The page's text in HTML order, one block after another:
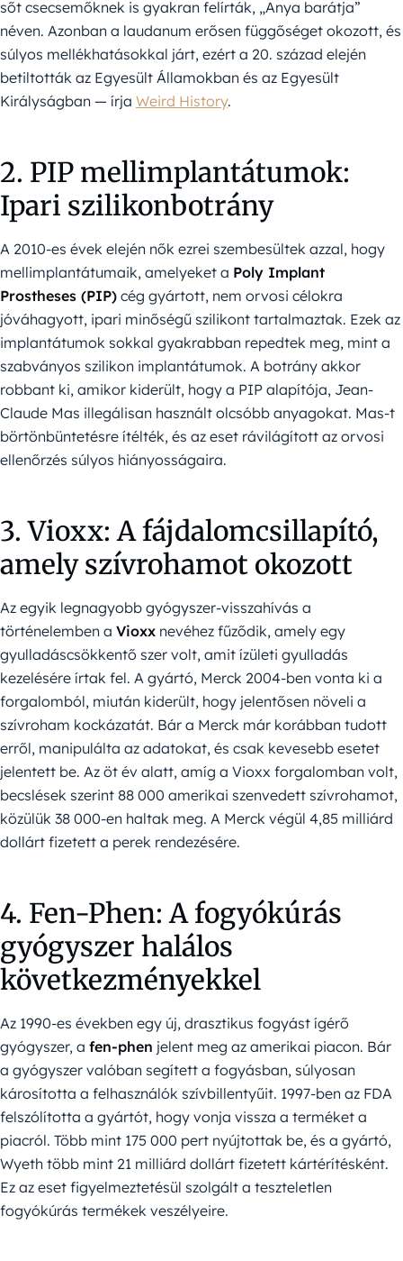
sőt csecsemőknek is gyakran felírták, „Anya barátja”
néven. Azonban a laudanum erősen függőséget okozott, és
súlyos mellékhatásokkal járt, ezért a 20. század elején
betiltották az Egyesült Államokban és az Egyesült
Királyságban — írja Weird History.
2. PIP mellimplantátumok:
Ipari szilikonbotrány
A 2010-es évek elején nők ezrei szembesültek azzal, hogy
mellimplantátumaik, amelyeket a Poly Implant
Prostheses (PIP) cég gyártott, nem orvosi célokra
jóváhagyott, ipari minőségű szilikont tartalmaztak. Ezek az
implantátumok sokkal gyakrabban repedtek meg, mint a
szabványos szilikon implantátumok. A botrány akkor
robbant ki, amikor kiderült, hogy a PIP alapítója, Jean-
Claude Mas illegálisan használt olcsóbb anyagokat. Mas-t
börtönbüntetésre ítélték, és az eset rávilágított az orvosi
ellenőrzés súlyos hiányosságaira.
3. Vioxx: A fájdalomcsillapító,
amely szívrohamot okozott
Az egyik legnagyobb gyógyszer-visszahívás a
történelemben a Vioxx nevéhez fűződik, amely egy
gyulladáscsökkentő szer volt, amit ízületi gyulladás
kezelésére írtak fel. A gyártó, Merck 2004-ben vonta ki a
forgalomból, miután kiderült, hogy jelentősen növeli a
szívroham kockázatát. Bár a Merck már korábban tudott
erről, manipulálta az adatokat, és csak kevesebb esetet
jelentett be. Az öt év alatt, amíg a Vioxx forgalomban volt,
becslések szerint 88 000 amerikai szenvedett szívrohamot,
közülük 38 000-en haltak meg. A Merck végül 4,85 milliárd
dollárt fizetett a perek rendezésére.
4. Fen-Phen: A fogyókúrás
gyógyszer halálos
következményekkel
Az 1990-es években egy új, drasztikus fogyást ígérő
gyógyszer, a fen-phen jelent meg az amerikai piacon. Bár
a gyógyszer valóban segített a fogyásban, súlyosan
károsította a felhasználók szívbillentyűit. 1997-ben az FDA
felszólította a gyártót, hogy vonja vissza a terméket a
piacról. Több mint 175 000 pert nyújtottak be, és a gyártó,
Wyeth több mint 21 milliárd dollárt fizetett kártérítésként.
Ez az eset figyelmeztetésül szolgált a teszteletlen
fogyókúrás termékek veszélyeire.